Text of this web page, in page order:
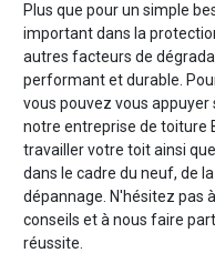
Plus que pour un simple
important dans la
autres facteurs de
performant et durable.
vous pouvez vous appuyer
notre entreprise de toiture
travailler votre toit ainsi
dans le cadre du neuf, de
dépannage. N'hésitez pas
conseils et à nous faire
réussite.